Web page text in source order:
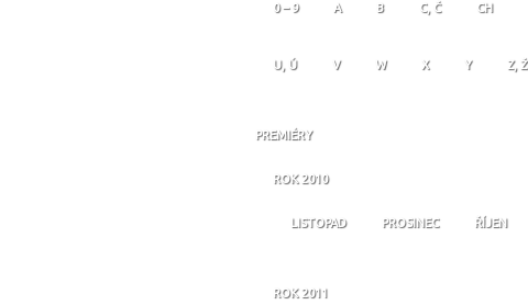
0 – 9 A B C, Č CH
U, Ú V W X Y Z, Ž
PREMIÉRY
ROK 2010
LISTOPAD PROSINEC ŘÍJEN
ROK 2011